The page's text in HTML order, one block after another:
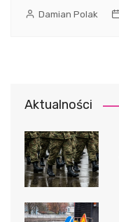
Damian Polak
Aktualności